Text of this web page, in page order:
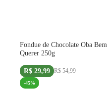
Fondue de Chocolate Oba Bem
Querer 250g
R$ 29,99 R$ 54,99
-45%